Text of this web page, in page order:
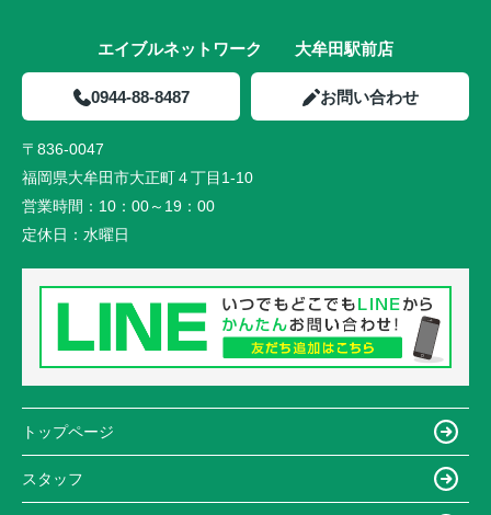
エイブルネットワーク 大牟田駅前店
0944-88-8487 お問い合わせ
〒836-0047
福岡県大牟田市大正町４丁目1-10
営業時間： 10：00～19：00
定休日： 水曜日
トップページ
スタッフ